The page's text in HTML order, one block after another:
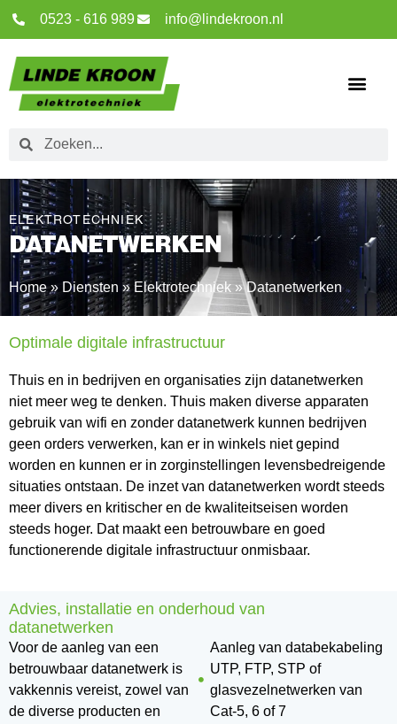
0523 - 616 989 info@lindekroon.nl
ELEKTROTECHNIEK
DATANETWERKEN
Home» Diensten »Elektrotechniek »Datanetwerken
Optimale digitale infrastructuur
Thuis en in bedrijven en organisaties zijn datanetwerken
niet meer weg te denken. Thuis maken diverse apparaten
gebruik van wifi en zonder datanetwerk kunnen bedrijven
geen orders verwerken, kan er in winkels niet gepind
worden en kunnen er in zorginstellingen levensbedreigende
situaties ontstaan. De inzet van datanetwerken wordt steeds
meer divers en kritischer en de kwaliteitseisen worden
steeds hoger. Dat maakt een betrouwbare en goed
functionerende digitale infrastructuur onmisbaar.
Advies, installatie en onderhoud van
datanetwerken
Voor de aanleg van een
betrouwbaar datanetwerk is
vakkennis vereist, zowel van
de diverse producten en
Aanleg van databekabeling
UTP, FTP, STP of
glasvezelnetwerken van
Cat-5, 6 of 7